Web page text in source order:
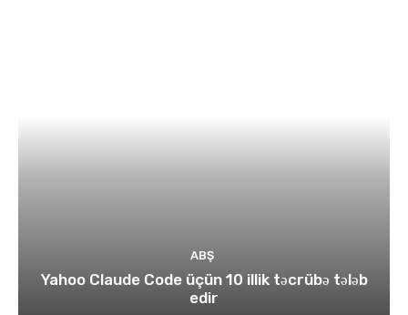
ABŞ
Yahoo Claude Code üçün 10 illik təcrübə tələb
edir